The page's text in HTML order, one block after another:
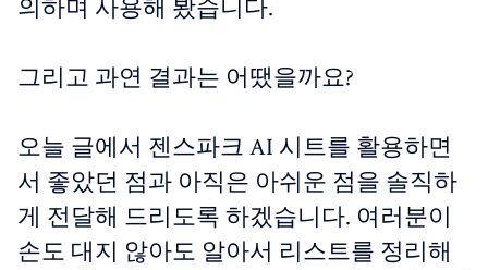
의하며 사용해 봤습니다.
그리고 과연 결과는 어땠을까요?
오늘 글에서 젠스파크 AI 시트를 활용하면
서 좋았던 점과 아직은 아쉬운 점을 솔직하
게 전달해 드리도록 하겠습니다. 여러분이
손도 대지 않아도 알아서 리스트를 정리해